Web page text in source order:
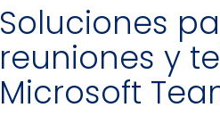
Soluciones
reuniones y
Microsoft